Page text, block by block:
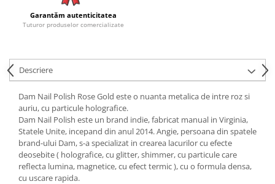
Garantăm autenticitatea
Tuturor produselor comercializate
Descriere
Dam Nail Polish Rose Gold este o nuanta metalica de intre roz si
auriu, cu particule holografice.
Dam Nail Polish este un brand indie, fabricat manual in Virginia,
Statele Unite, incepand din anul 2014. Angie, persoana din spatele
brand-ului Dam, s-a specializat in crearea lacurilor cu efecte
deosebite ( holografice, cu glitter, shimmer, cu particule care
reflecta lumina, magnetice, cu efect termic ), cu o formula densa,
cu uscare rapida.